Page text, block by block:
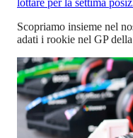
lottare per la settima
Scopriamo insieme nel
adati i rookie nel GP